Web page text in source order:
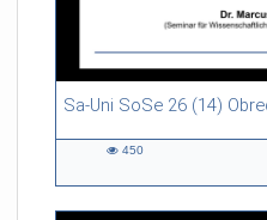
Sa-Uni SoSe 26 (14)
46:53 duration
450